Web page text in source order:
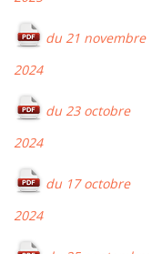
du 21 novembre
2024
du 23 octobre
2024
du 17 octobre
2024